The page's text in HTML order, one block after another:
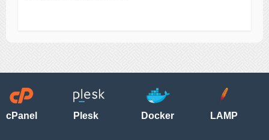
cPanel Plesk Docker LAMP